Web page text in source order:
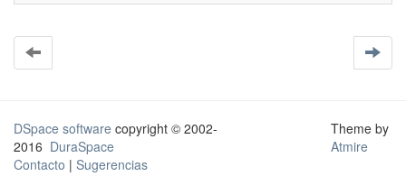
DSpace software copyright © 2002-
2016 DuraSpace
Contacto | Sugerencias
Theme by
Atmire